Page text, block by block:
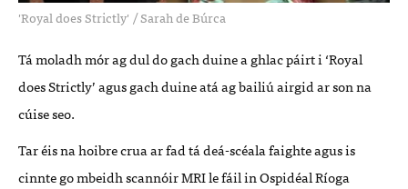
'Royal does Strictly' /Sarah de Búrca
Tá moladh mór ag dul do gach duine a ghlac páirt i ‘Royal
does Strictly’ agus gach duine atá ag bailiú airgid ar son na
cúise seo.
Tar éis na hoibre crua ar fad tá deá-scéala faighte agus is
cinnte go mbeidh scannóirMRIle fáil in Ospidéal Ríoga